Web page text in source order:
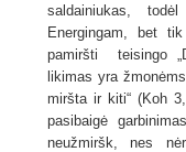
saldainiukas,
Energingam, bet
pamiršti teisingo
likimas yra
miršta ir kiti“ (Koh
pasibaigė
neužmiršk, nes